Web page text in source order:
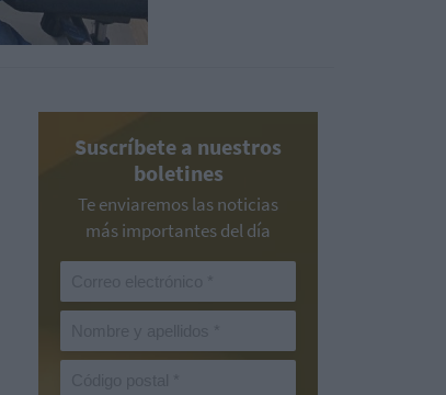
Suscríbete a nuestros
boletines
Te enviaremos las noticias
más importantes del día